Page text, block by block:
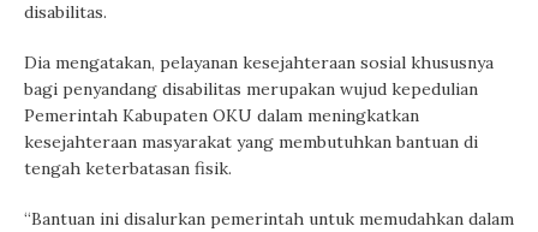
disabilitas.
Dia mengatakan, pelayanan kesejahteraan sosial khususnya
bagi penyandang disabilitas merupakan wujud kepedulian
Pemerintah Kabupaten OKU dalam meningkatkan
kesejahteraan masyarakat yang membutuhkan bantuan di
tengah keterbatasan fisik.
“Bantuan ini disalurkan pemerintah untuk memudahkan dalam